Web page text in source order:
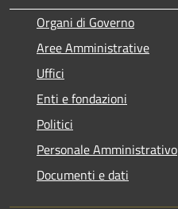
Organi di Governo
Aree Amministrative
Uffici
Enti e fondazioni
Politici
Personale Amministrativo
Documenti e dati